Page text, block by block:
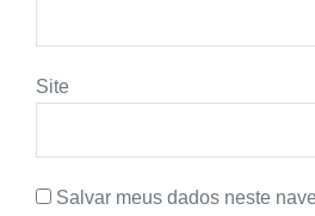
Site
Salvar meus dados neste